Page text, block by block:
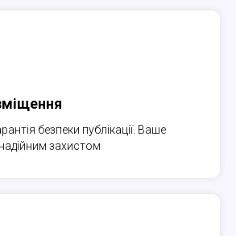
безпеки публікації. Ваше
захистом